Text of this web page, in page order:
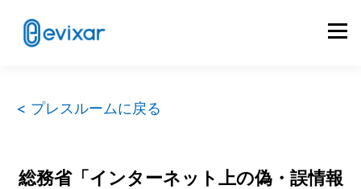
< プレスルームに戻る
総務省「インターネット上の偽・誤情報